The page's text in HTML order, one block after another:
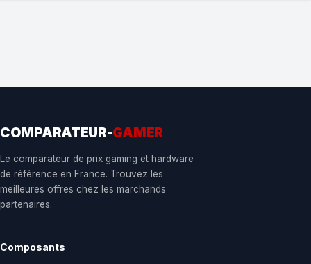
COMPARATEUR-GAMER
Le comparateur de prix gaming et hardware
de référence en France. Trouvez les
meilleures offres chez les marchands
partenaires.
Composants